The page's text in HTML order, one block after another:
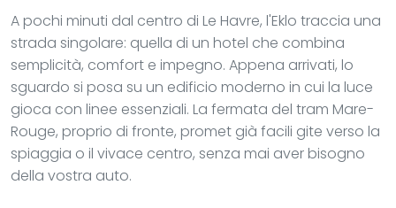
A pochi minuti dal centro di Le Havre, l'Eklo traccia una
strada singolare: quella di un hotel che combina
semplicità, comfort e impegno. Appena arrivati, lo
sguardo si posa su un edificio moderno in cui la luce
gioca con linee essenziali. La fermata del tram Mare-
Rouge, proprio di fronte, promet già facili gite verso la
spiaggia o il vivace centro, senza mai aver bisogno
della vostra auto.